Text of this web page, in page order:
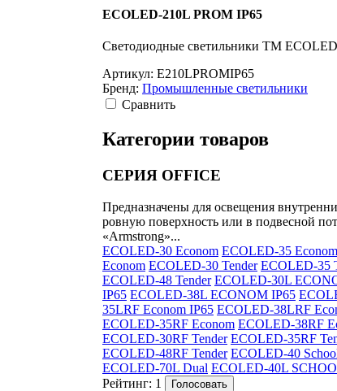
ECOLED-210L PROM IP65
Светодиодные светильники TM ECOLED
Артикул: E210LPROMIP65
Бренд: Промышленные светильники
Cравнить
Категории товаров
СЕРИЯ OFFICE
Предназначены для освещения
ровную поверхность или в подвесной
«Armstrong»...
ECOLED-30 Econom ECOLED-35 Econom
Econom ECOLED-30 Tender ECOLED-35
ECOLED-48 Tender ECOLED-30L
IP65 ECOLED-38L ECONOM IP65
35LRF Econom IP65 ECOLED-38LRF
ECOLED-35RF Econom ECOLED-38RF
ECOLED-30RF Tender ECOLED-35RF
ECOLED-48RF Tender ECOLED-40
ECOLED-70L Dual ECOLED-40L
Рейтинг: 1